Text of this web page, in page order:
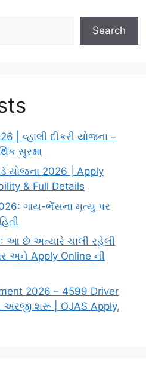
Search
| વ્હાલી દીકરી યોજના –
સુરક્ષા
યોજના 2026 | Apply
& Full Details
ગાય-ભેંસના મૃત્યુ પર
આ છે અત્યારે ચાલી રહેલી
અને Apply Online ની
2026 – 4599 Driver
શરૂ | OJAS Apply,